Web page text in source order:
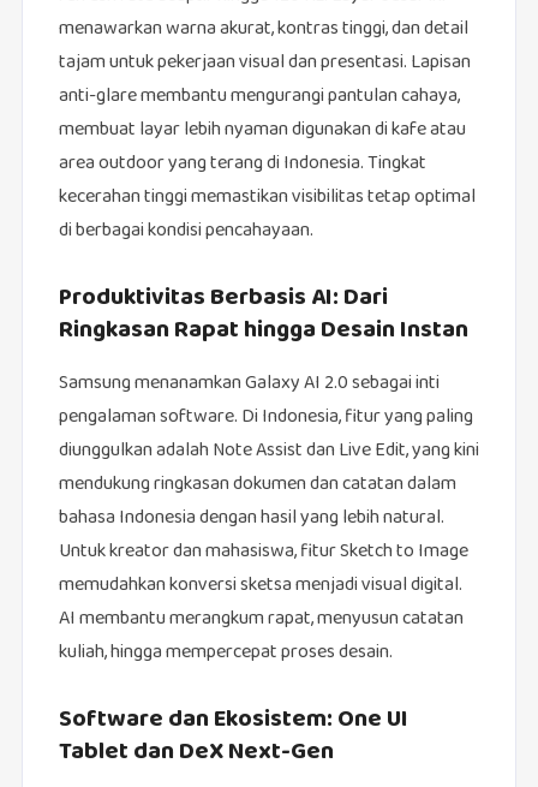
menawarkan warna akurat, kontras tinggi, dan detail
tajam untuk pekerjaan visual dan presentasi. Lapisan
anti-glare membantu mengurangi pantulan cahaya,
membuat layar lebih nyaman digunakan di kafe atau
area outdoor yang terang di Indonesia. Tingkat
kecerahan tinggi memastikan visibilitas tetap optimal
di berbagai kondisi pencahayaan.
Produktivitas Berbasis AI: Dari
Ringkasan Rapat hingga Desain Instan
Samsung menanamkan Galaxy AI 2.0 sebagai inti
pengalaman software. Di Indonesia, fitur yang paling
diunggulkan adalah Note Assist dan Live Edit, yang kini
mendukung ringkasan dokumen dan catatan dalam
bahasa Indonesia dengan hasil yang lebih natural.
Untuk kreator dan mahasiswa, fitur Sketch to Image
memudahkan konversi sketsa menjadi visual digital.
AI membantu merangkum rapat, menyusun catatan
kuliah, hingga mempercepat proses desain.
Software dan Ekosistem: One UI
Tablet dan DeX Next-Gen